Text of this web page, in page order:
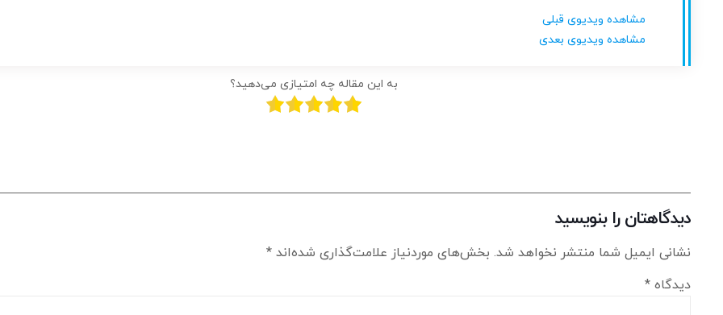
مشاهده ویدیوی قبلی
مشاهده ویدیوی بعدی
به این مقاله چه امتیازی می‌دهید؟
دیدگاهتان را بنویسید
نشانی ایمیل شما منتشر نخواهد شد. بخش‌های موردنیاز علامت‌گذاری شده‌اند *
دیدگاه *